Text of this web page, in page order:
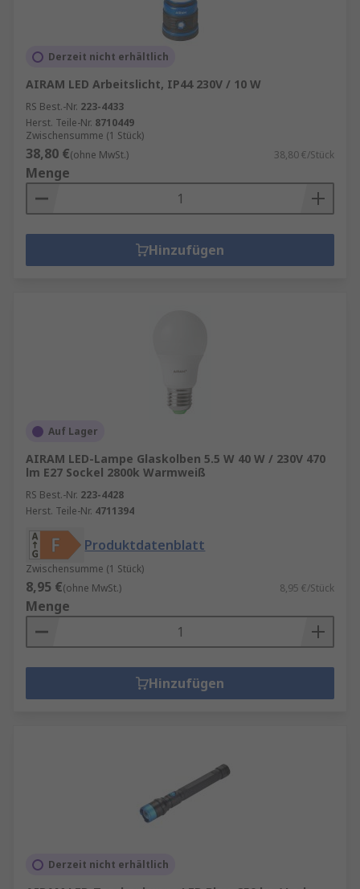
Derzeit nicht erhältlich
AIRAM LED Arbeitslicht, IP44 230V / 10 W
RS Best.-Nr. 223-4433
Herst. Teile-Nr. 8710449
Zwischensumme (1 Stück)
38,80 €(ohne MwSt.) 38,80 €/Stück
Menge
Hinzufügen
Auf Lager
AIRAM LED-Lampe Glaskolben 5.5 W 40 W / 230V 470
lm E27 Sockel 2800k Warmweiß
RS Best.-Nr. 223-4428
Herst. Teile-Nr. 4711394
Produktdatenblatt
Zwischensumme (1 Stück)
8,95 €(ohne MwSt.) 8,95 €/Stück
Menge
Hinzufügen
Derzeit nicht erhältlich